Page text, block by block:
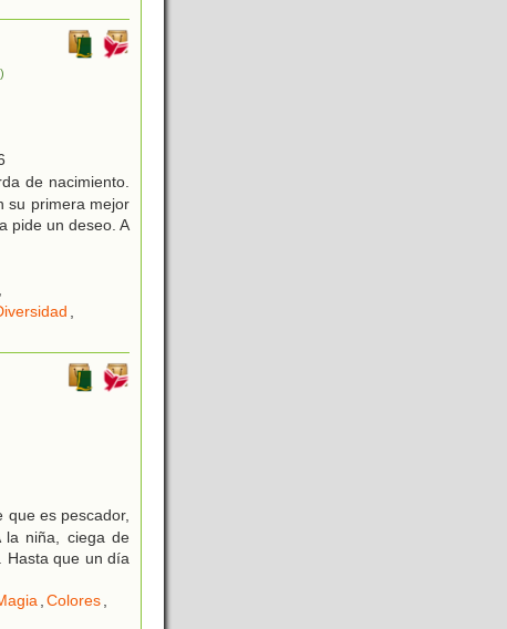
de nacimiento.
su primera mejor
pide un deseo. A
,
,
que es pescador,
la niña, ciega de
Hasta que un día
,Colores,